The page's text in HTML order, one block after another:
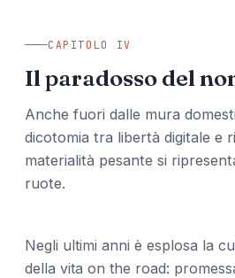
CAPITOLO IV
Il paradosso del
Anche fuori dalle mura
dicotomia tra libertà digitale e
materialità pesante si
ruote.
Negli ultimi anni è esplosa la
della vita on the road: